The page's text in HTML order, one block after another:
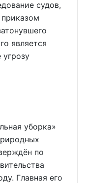
судов,
является
уборка»
по
Главная его